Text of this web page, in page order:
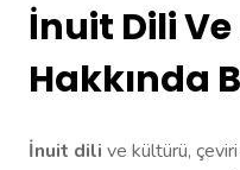
İnuit Dili
Hakkında
İnuit dili ve kültürü,